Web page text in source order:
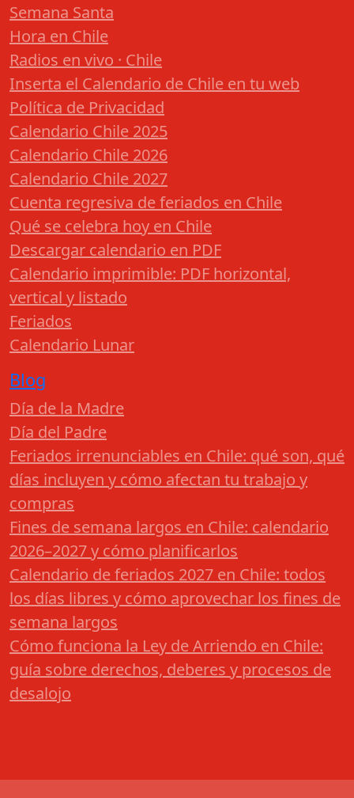
Semana Santa
Hora en Chile
Radios en vivo · Chile
Inserta el Calendario de Chile en tu web
Política de Privacidad
Calendario Chile 2025
Calendario Chile 2026
Calendario Chile 2027
Cuenta regresiva de feriados en Chile
Qué se celebra hoy en Chile
Descargar calendario en PDF
Calendario imprimible: PDF horizontal,
vertical y listado
Feriados
Calendario Lunar
Blog
Día de la Madre
Día del Padre
Feriados irrenunciables en Chile: qué son, qué
días incluyen y cómo afectan tu trabajo y
compras
Fines de semana largos en Chile: calendario
2026–2027 y cómo planificarlos
Calendario de feriados 2027 en Chile: todos
los días libres y cómo aprovechar los fines de
semana largos
Cómo funciona la Ley de Arriendo en Chile:
guía sobre derechos, deberes y procesos de
desalojo